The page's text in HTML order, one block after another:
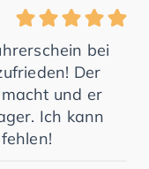
bei
Der
und er
Ich kann